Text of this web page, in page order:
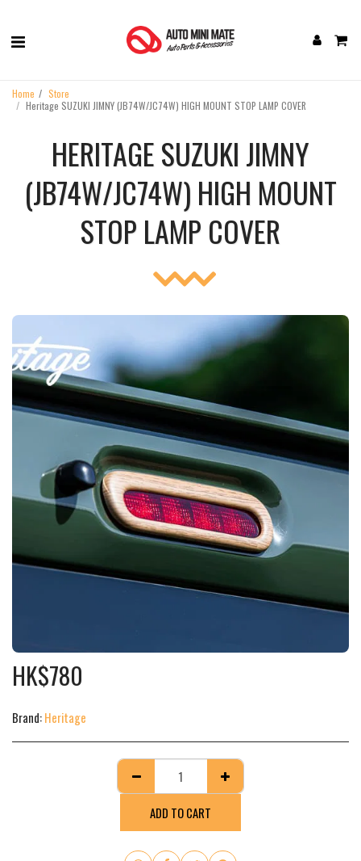
Home
Store
Heritage SUZUKI JIMNY (JB74W/JC74W) HIGH MOUNT STOP LAMP COVER
HERITAGE SUZUKI JIMNY
(JB74W/JC74W) HIGH MOUNT
STOP LAMP COVER
HK$780
Brand:Heritage
ADD TO CART